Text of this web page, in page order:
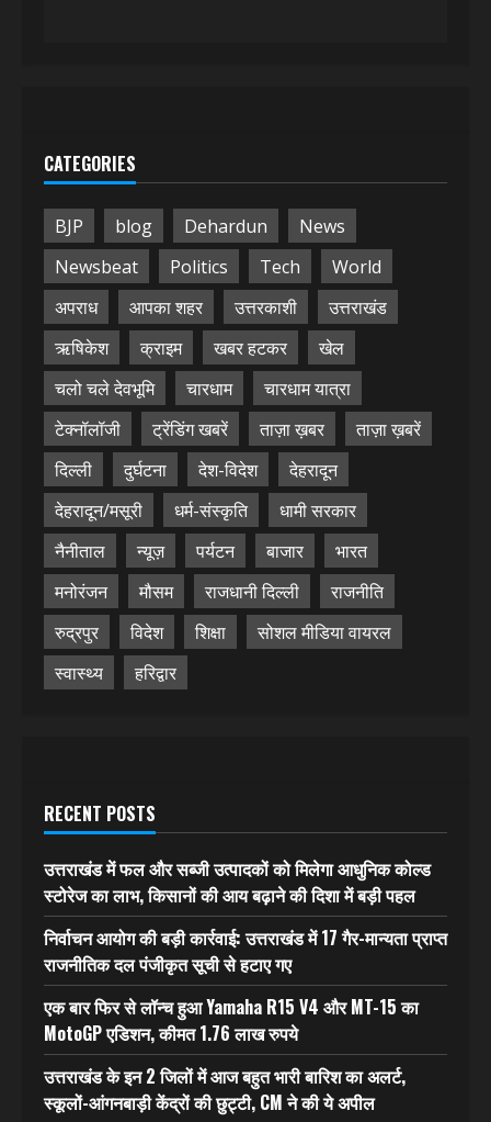
CATEGORIES
BJP blog Dehardun
News
Newsbeat
Politics Tech
World
अपराध
आपका शहर उत्तरकाशी
उत्तराखंड
ऋषिकेश
क्राइम खबर हटकर
खेल
चलो चले देवभूमि
चारधाम
चारधाम यात्रा
टेक्नॉलॉजी
ट्रेंडिंग खबरें ताज़ा ख़बर
ताज़ा ख़बरें
दिल्ली
दुर्घटना देश-विदेश
देहरादून
देहरादून/मसूरी
धर्म-संस्कृति
धामी सरकार
नैनीताल
न्यूज़ पर्यटन बाजार
भारत
मनोरंजन
मौसम राजधानी दिल्ली
राजनीति
रुद्रपुर
विदेश शिक्षा
सोशल मीडिया वायरल
स्वास्थ्य
हरिद्वार
RECENT POSTS
उत्तराखंड में फल और सब्जी उत्पादकों को मिलेगा आधुनिक कोल्ड
स्टोरेज का लाभ, किसानों की आय बढ़ाने की दिशा में बड़ी पहल
निर्वाचन आयोग की बड़ी कार्रवाई: उत्तराखंड में 17 गैर-मान्यता प्राप्त
राजनीतिक दल पंजीकृत सूची से हटाए गए
एक बार फिर से लॉन्च हुआ Yamaha R15 V4 और MT-15 का
MotoGP एडिशन, कीमत 1.76 लाख रुपये
उत्तराखंड के इन 2 जिलों में आज बहुत भारी बारिश का अलर्ट,
स्कूलों-आंगनबाड़ी केंद्रों की छुट्टी, CM ने की ये अपील